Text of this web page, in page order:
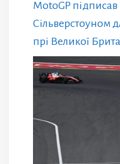
MotoGP підписав
Сільверстоуном
прі Великої